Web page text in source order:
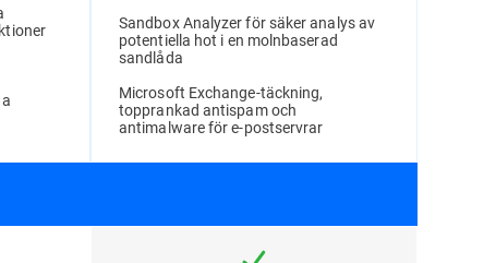
Sandbox Analyzer för säker analys av
potentiella hot i en molnbaserad
sandlåda
Microsoft Exchange-täckning,
topprankad antispam och
antimalware för e-postservrar